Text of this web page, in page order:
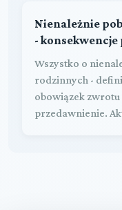
Nienależnie
-
Wszystko o
rodzinnych -
obowiązek
przedawnienie.